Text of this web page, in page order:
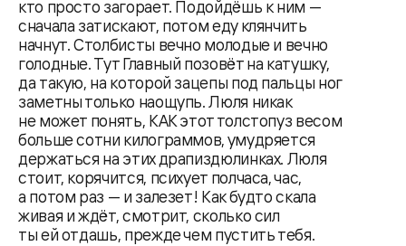
кто просто загорает. Подойдёшь к ним —
сначала затискают, потом еду клянчить
начнут. Столбисты вечно молодые и вечно
голодные. Тут Главный позовёт на катушку,
да такую, на которой зацепы под пальцы ног
заметны только наощупь. Люля никак
не может понять, КАК этот толстопуз весом
больше сотни килограммов, умудряется
держаться на этих драпиздюлинках. Люля
стоит, корячится, психует полчаса, час,
а потом раз — и залезет! Как будто скала
живая и ждёт, смотрит, сколько сил
ты ей отдашь, прежде чем пустить тебя.